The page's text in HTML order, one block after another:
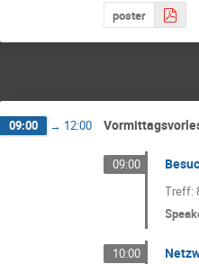
poster
09:00 → 12:00
09:00
Treff:
10:00